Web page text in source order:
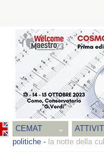
CEMAT
politiche - la notte della